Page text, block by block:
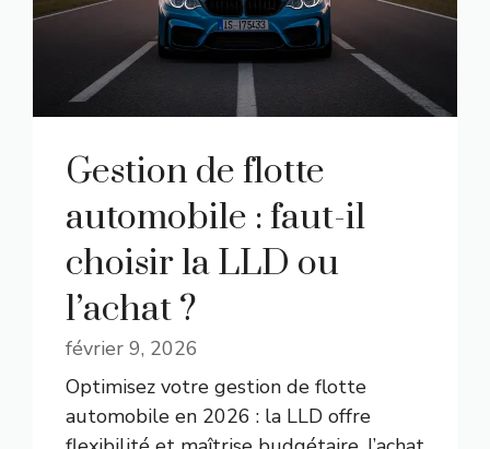
Gestion de flotte
automobile : faut-il
choisir la LLD ou
l’achat ?
février 9, 2026
Optimisez votre gestion de flotte
automobile en 2026 : la LLD offre